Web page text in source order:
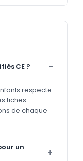
CE ?
respecte
fiches
de chaque
un